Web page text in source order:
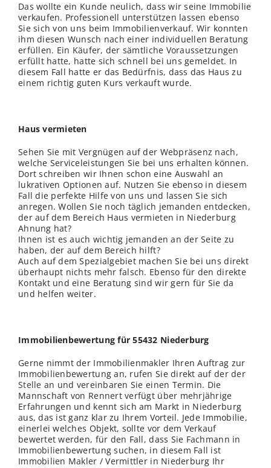
Das wollte ein Kunde neulich, dass wir seine Immobilie
verkaufen. Professionell unterstützen lassen ebenso
Sie sich von uns beim Immobilienverkauf. Wir konnten
ihm diesen Wunsch nach einer individuellen Beratung
erfüllen. Ein Käufer, der sämtliche Voraussetzungen
erfüllt hatte, hatte sich schnell bei uns gemeldet. In
diesem Fall hatte er das Bedürfnis, dass das Haus zu
einem richtig guten Kurs verkauft wurde.
Haus vermieten
Sehen Sie mit Vergnügen auf der Webpräsenz nach,
welche Serviceleistungen Sie bei uns erhalten können.
Dort schreiben wir Ihnen schon eine Auswahl an
lukrativen Optionen auf. Nutzen Sie ebenso in diesem
Fall die perfekte Hilfe von uns und lassen Sie sich
anregen. Wollen Sie noch täglich jemanden entdecken,
der auf dem Bereich Haus vermieten in Niederburg
Ahnung hat?
Ihnen ist es auch wichtig jemanden an der Seite zu
haben, der auf dem Bereich hilft?
Auch auf dem Spezialgebiet machen Sie bei uns direkt
überhaupt nichts mehr falsch. Ebenso für den direkte
Kontakt und eine Beratung sind wir gern für Sie da
und helfen weiter.
Immobilienbewertung für 55432 Niederburg
Gerne nimmt der Immobilienmakler Ihren Auftrag zur
Immobilienbewertung an, rufen Sie direkt auf der der
Stelle an und vereinbaren Sie einen Termin. Die
Mannschaft von Rennert verfügt über mehrjährige
Erfahrungen und kennt sich am Markt in Niederburg
aus, das ist ganz klar zu Ihrem Vorteil. Jede Immobilie,
einerlei welches Objekt, sollte vor dem Verkauf
bewertet werden, für den Fall, dass Sie Fachmann in
Immobilienbewertung suchen, in diesem Fall ist
Immobilien Makler / Vermittler in Niederburg Ihr